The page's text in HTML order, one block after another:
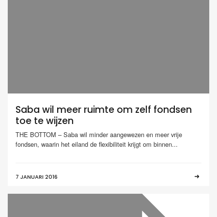
Saba wil meer ruimte om zelf fondsen
toe te wijzen
THE BOTTOM – Saba wil minder aangewezen en meer vrije
fondsen, waarin het eiland de flexibiliteit krijgt om binnen...
7 JANUARI 2016